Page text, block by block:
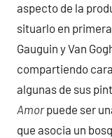
aspecto de la
situarlo en
Gauguin y Van
compartiendo
algunas de sus
Amorpuede ser
que asocia un